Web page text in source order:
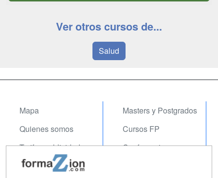
Ver otros cursos de...
Salud
Mapa
Quienes somos
Tarifas publicidad
Acceso Usuarios
Masters y Postgrados
Cursos FP
Conferencias